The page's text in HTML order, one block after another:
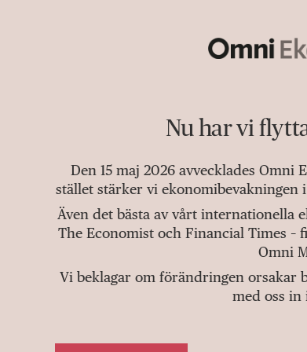
Nu har vi
Den 15 maj 2026 avvecklades Omni
stället stärker vi
Även det bästa av vårt internationella
The Economist och Financial Times
Omni
Vi beklagar om förändringen orsakar
med oss in